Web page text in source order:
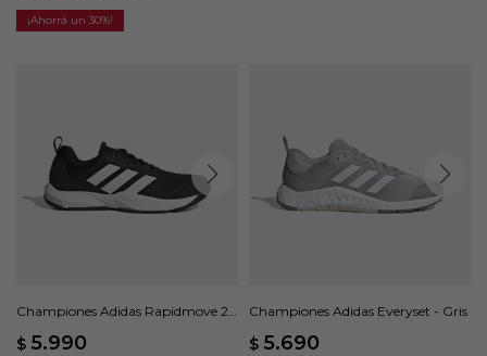
30
Championes Adidas Rapidmove 2 -
$ 5.990
Championes Adidas Everyset - Gris
$ 5.690